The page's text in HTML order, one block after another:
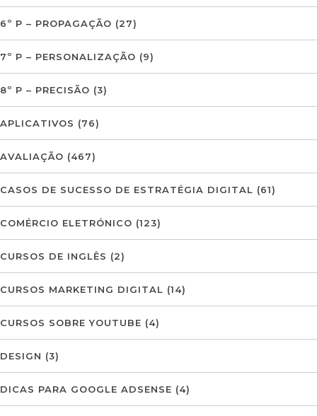
6º P – PROPAGAÇÃO (27)
7º P – PERSONALIZAÇÃO (9)
8º P – PRECISÃO (3)
APLICATIVOS (76)
AVALIAÇÃO (467)
CASOS DE SUCESSO DE ESTRATÉGIA DIGITAL (61)
COMÉRCIO ELETRÓNICO (123)
CURSOS DE INGLÊS (2)
CURSOS MARKETING DIGITAL (14)
CURSOS SOBRE YOUTUBE (4)
DESIGN (3)
DICAS PARA GOOGLE ADSENSE (4)